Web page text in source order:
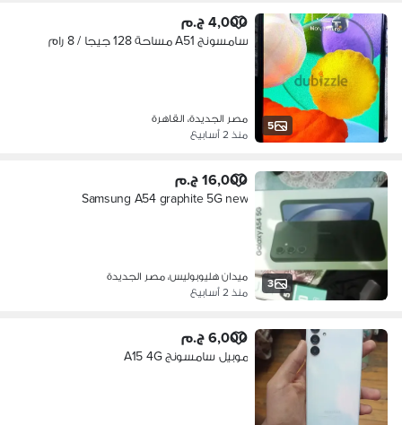
5
4,000 ج.م
سامسونج A51 مساحة 128 جيجا / 8 رام
مصر الجديدة، القاهرة
منذ 2 أسابيع
3
16,000 ج.م
Samsung A54 graphite 5G new
ميدان هليوبوليس، مصر الجديدة
منذ 2 أسابيع
6,000 ج.م
موبيل سامسونج A15 4G